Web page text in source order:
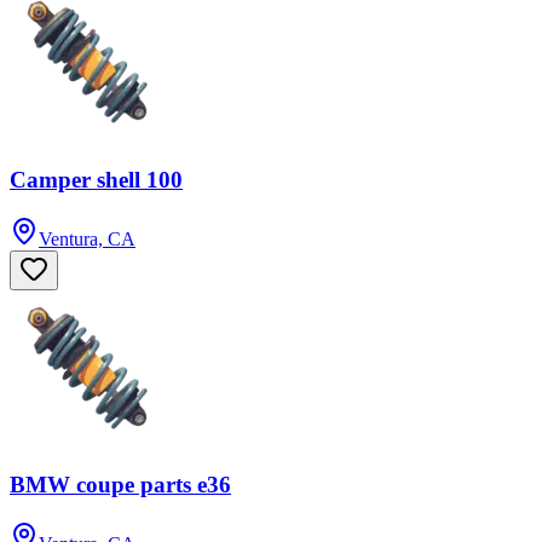
Camper shell 100
Ventura, CA
BMW coupe parts e36